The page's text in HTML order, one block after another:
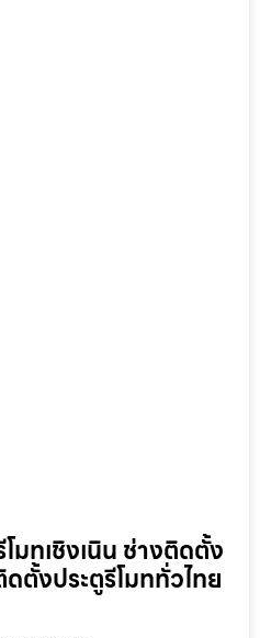
มทเชิงเนิน ช่างติดตั้ง
ตั้งประตูรีโมททั่วไทย